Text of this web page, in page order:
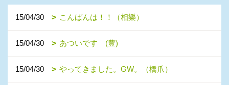
15/04/30 こんばんは！！（相樂）
15/04/30 あついです (豊)
15/04/30 やってきました。GW。（橋爪）